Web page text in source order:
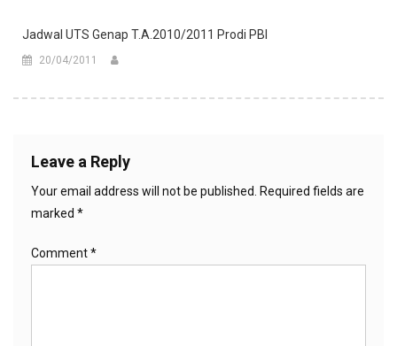
Jadwal UTS Genap T.A.2010/2011 Prodi PBI
20/04/2011
Leave a Reply
Your email address will not be published.
Required fields are
marked *
Comment*